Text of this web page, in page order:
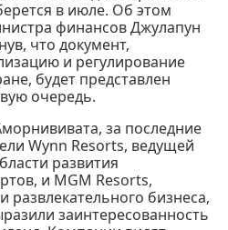
в июле. Об этом
финансов Джулапун
что документ,
и регулирование
будет представлен
очередь.
за последние
Wynn Resorts, ведущей
развития
и MGM Resorts,
развлекательного бизнеса,
заинтересованность